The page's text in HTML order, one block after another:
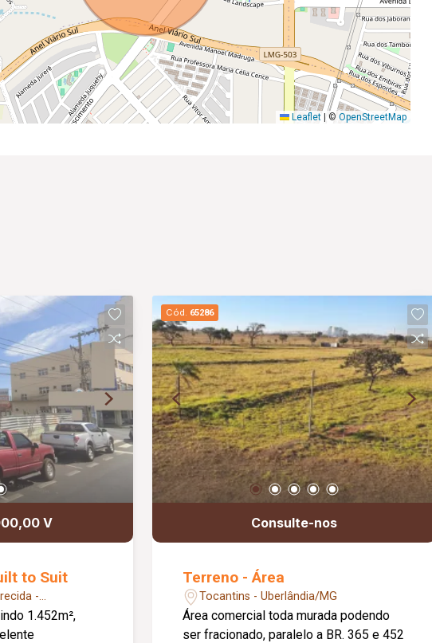
Leaflet | © OpenStreetMap
V
to Suit
-
1.452m²,
Cód. 65286
Consulte-nos
Terreno - Área
Tocantins - Uberlândia/MG
Área comercial toda murada podendo
ser fracionado, paralelo a BR. 365 e 452